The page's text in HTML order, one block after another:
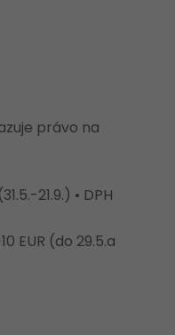
právo na
21.9.) • DPH
EUR (do 29.5.a